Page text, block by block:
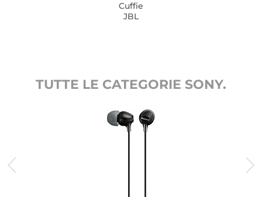
Cuffie
JBL
TUTTE LE CATEGORIE SONY.